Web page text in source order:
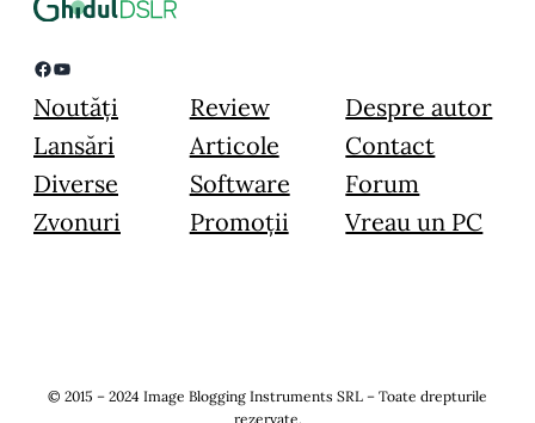
Facebook YouTube
Noutăți
Lansări
Diverse
Zvonuri
Review
Articole
Software
Promoții
Despre autor
Contact
Forum
Vreau un PC
© 2015 – 2024 Image Blogging Instruments SRL – Toate drepturile
rezervate.